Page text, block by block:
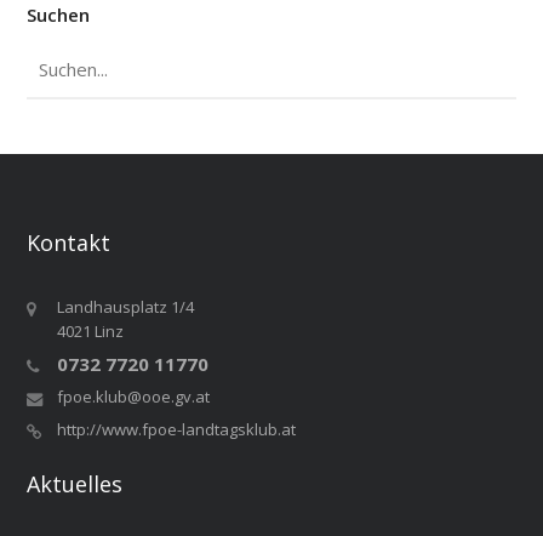
Suchen
Kontakt
Landhausplatz 1/4
4021 Linz
0732 7720 11770
fpoe.klub@ooe.gv.at
http://www.fpoe-landtagsklub.at
Aktuelles